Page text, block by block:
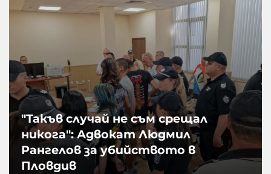
"Такъв случай не съм срещал
никога": Адвокат Людмил
Рангелов за убийството в
Пловдив